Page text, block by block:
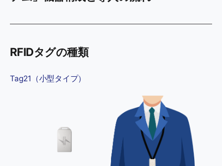
RFIDタグの種類
Tag21（小型タイプ）